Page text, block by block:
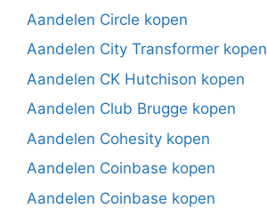
Aandelen Circle kopen
Aandelen City Transformer kopen
Aandelen CK Hutchison kopen
Aandelen Club Brugge kopen
Aandelen Cohesity kopen
Aandelen Coinbase kopen
Aandelen Coinbase kopen